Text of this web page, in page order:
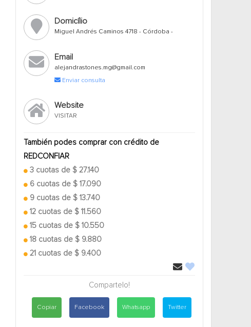
Domicílio
Miguel Andrés Caminos 4718 - Córdoba -
Email
alejandrastones.mg@gmail.com
Enviar consulta
Website
VISITAR
También podes comprar con crédito de
REDCONFIAR
3 cuotas de $ 27.140
6 cuotas de $ 17.090
9 cuotas de $ 13.740
12 cuotas de $ 11.560
15 cuotas de $ 10.550
18 cuotas de $ 9.880
21 cuotas de $ 9.400
Compartelo!
Copiar Facebook Whatsapp Twitter